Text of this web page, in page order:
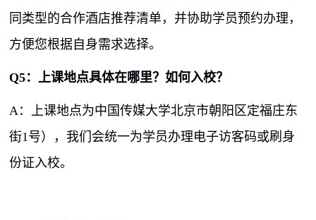
同类型的合作酒店推荐清单，并协助学员预约办理，
方便您根据自身需求选择。
Q5：上课地点具体在哪里？如何入校？
A ：上课地点为中国传媒大学北京市朝阳区定福庄东
街1 号），我们会统一为学员办理电子访客码或刷身
份证入校。